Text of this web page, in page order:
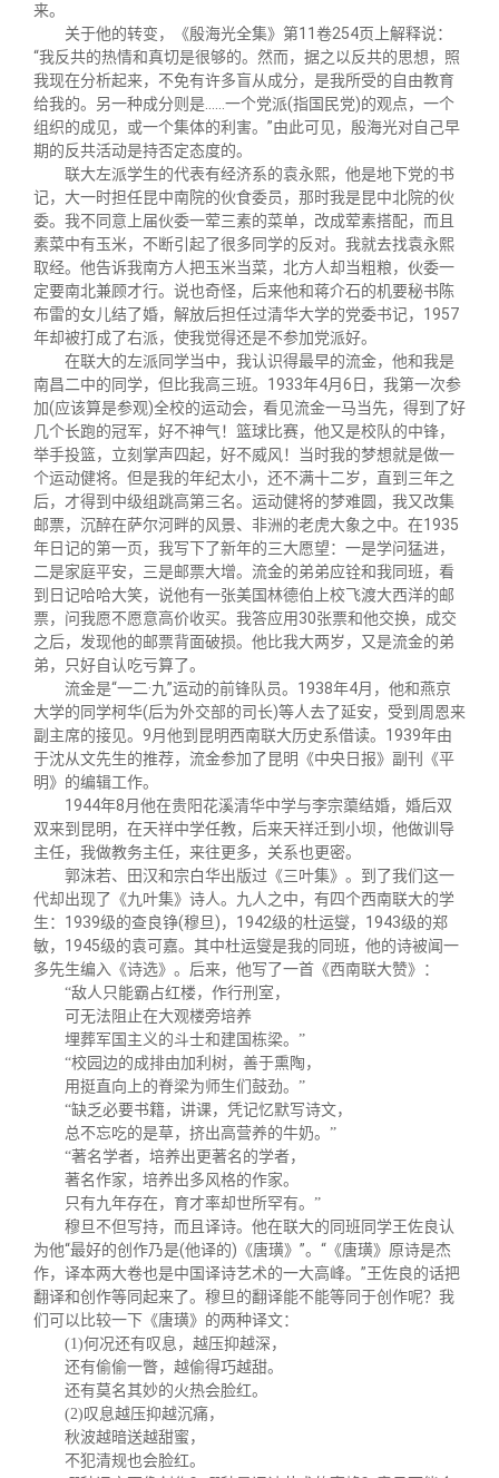
来。
关于他的转变，《殷海光全集》第11卷254页上解释说：
“我反共的热情和真切是很够的。然而，据之以反共的思想，照
我现在分析起来，不免有许多盲从成分，是我所受的自由教育
给我的。另一种成分则是……一个党派(指国民党)的观点，一个
组织的成见，或一个集体的利害。”由此可见，殷海光对自己早
期的反共活动是持否定态度的。
联大左派学生的代表有经济系的袁永熙，他是地下党的书
记，大一时担任昆中南院的伙食委员，那时我是昆中北院的伙
委。我不同意上届伙委一荤三素的菜单，改成荤素搭配，而且
素菜中有玉米，不断引起了很多同学的反对。我就去找袁永熙
取经。他告诉我南方人把玉米当菜，北方人却当粗粮，伙委一
定要南北兼顾才行。说也奇怪，后来他和蒋介石的机要秘书陈
布雷的女儿结了婚，解放后担任过清华大学的党委书记，1957
年却被打成了右派，使我觉得还是不参加党派好。
在联大的左派同学当中，我认识得最早的流金，他和我是
南昌二中的同学，但比我高三班。1933年4月6日，我第一次参
加(应该算是参观)全校的运动会，看见流金一马当先，得到了好
几个长跑的冠军，好不神气！篮球比赛，他又是校队的中锋，
举手投篮，立刻掌声四起，好不威风！当时我的梦想就是做一
个运动健将。但是我的年纪太小，还不满十二岁，直到三年之
后，才得到中级组跳高第三名。运动健将的梦难圆，我又改集
邮票，沉醉在萨尔河畔的风景、非洲的老虎大象之中。在1935
年日记的第一页，我写下了新年的三大愿望：一是学问猛进，
二是家庭平安，三是邮票大增。流金的弟弟应铨和我同班，看
到日记哈哈大笑，说他有一张美国林德伯上校飞渡大西洋的邮
票，问我愿不愿意高价收买。我答应用30张票和他交换，成交
之后，发现他的邮票背面破损。他比我大两岁，又是流金的弟
弟，只好自认吃亏算了。
流金是“一二·九”运动的前锋队员。1938年4月，他和燕京
大学的同学柯华(后为外交部的司长)等人去了延安，受到周恩来
副主席的接见。9月他到昆明西南联大历史系借读。1939年由
于沈从文先生的推荐，流金参加了昆明《中央日报》副刊《平
明》的编辑工作。
1944年8月他在贵阳花溪清华中学与李宗蕖结婚，婚后双
双来到昆明，在天祥中学任教，后来天祥迁到小坝，他做训导
主任，我做教务主任，来往更多，关系也更密。
郭沫若、田汉和宗白华出版过《三叶集》。到了我们这一
代却出现了《九叶集》诗人。九人之中，有四个西南联大的学
生：1939级的查良铮(穆旦)，1942级的杜运燮，1943级的郑
敏，1945级的袁可嘉。其中杜运燮是我的同班，他的诗被闻一
多先生编入《诗选》。后来，他写了一首《西南联大赞》：
“敌人只能霸占红楼，作行刑室，
可无法阻止在大观楼旁培养
埋葬军国主义的斗士和建国栋梁。”
“校园边的成排由加利树，善于熏陶，
用挺直向上的脊梁为师生们鼓劲。”
“缺乏必要书籍，讲课，凭记忆默写诗文，
总不忘吃的是草，挤出高营养的牛奶。”
“著名学者，培养出更著名的学者，
著名作家，培养出多风格的作家。
只有九年存在，育才率却世所罕有。”
穆旦不但写持，而且译诗。他在联大的同班同学王佐良认
为他“最好的创作乃是(他译的)《唐璜》”。“《唐璜》原诗是杰
作，译本两大卷也是中国译诗艺术的一大高峰。”王佐良的话把
翻译和创作等同起来了。穆旦的翻译能不能等同于创作呢？我
们可以比较一下《唐璜》的两种译文：
(1)何况还有叹息，越压抑越深，
还有偷偷一瞥，越偷得巧越甜。
还有莫名其妙的火热会脸红。
(2)叹息越压抑越沉痛，
秋波越暗送越甜蜜，
不犯清规也会脸红。